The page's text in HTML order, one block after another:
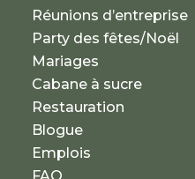
Réunions d’entreprise
Party des fêtes/Noël
Mariages
Cabane à sucre
Restauration
Blogue
Emplois